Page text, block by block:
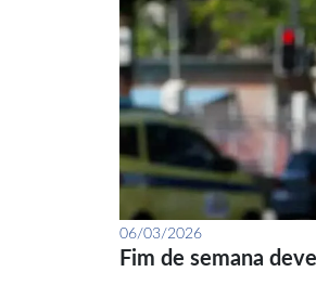
06/03/2026
Fim de semana